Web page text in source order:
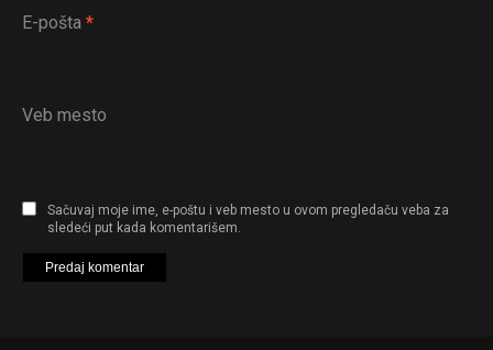
E-pošta *
Veb mesto
Sačuvaj moje ime, e-poštu i veb mesto u ovom pregledaču veba za
sledeći put kada komentarišem.